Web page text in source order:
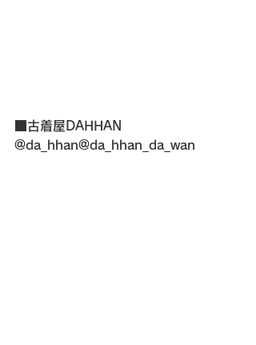
■古着屋DAHHAN
@da_hhan@da_hhan_da_wan